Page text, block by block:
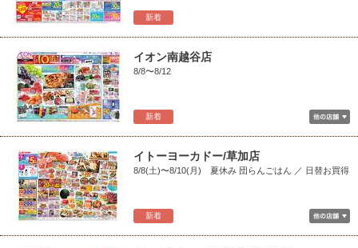
新着
新着
イオン南越谷店
8/8〜8/12
新着
イトーヨーカドー/草加店
8/8(土)〜8/10(月) 夏休み 団らんごはん ／ 日替お買得